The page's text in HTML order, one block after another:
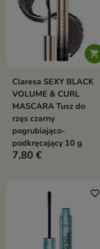

Claresa SEXY BLACK
VOLUME & CURL
MASCARA Tusz do
rzęs czarny
pogrubiająco-
podkręcający 10 g
7,80 €
favorite_border